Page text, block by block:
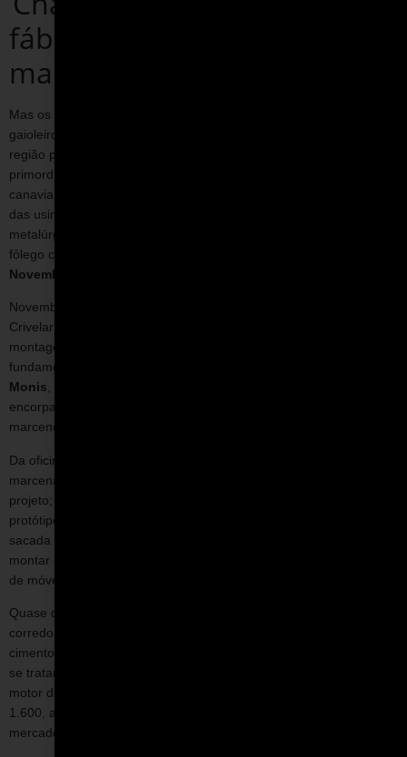
fábrica de móveis de
madeira
Mas os dois “projetistas-de-chão-de-oficina” não eram os únicos
gaioleiros interessados na volta da Fórmula Vee. Eles viviam numa
região próspera e rica em razão da produção de açúcar, cenário
primordial para sustentar a produção de carros tubulares. Os
canaviais exigem uma infraestrutura para garantir a manutenção
das usinas, o que gerou a criação de um forte polo da indústria
metalúrgica, principalmente em Piracicaba. E a FVee ganhou novo
fôlego com outros dois entusiastas da região pelo projeto:
Novembre e Chico Crivelari
Novembre era piloto, corria de kart e outras provas regionais, e
Crivelari tinha sua própria oficina para fornecer o material para a
montagem do chassi. Eles contaram ainda com outro apoio
fundamental e uma solução inusitada: o
Monis, que havia desenvolvido o Fórmula Speed (um kart
encorpado), e o
marceneiro!
Da oficina de gaiolas a nova
marcenaria seu inusitado destino final.
projeto;
protótipo;
sacada de cortar e dobrar os tubos a laser e depois soldar e
montar o chassi em seu galpão, antes exclusivo para a produção
de móveis de madeira.
Quase dois anos depois das conversas pela internet, reuniões nos
corredores de Interlagos e desenhos feitos no chão de
cimento,
se tratar de um carro leve, rápido e arisco. A ideia de reviver o
motor do Fusca 1200 nem foi cogitada e logo optou-se pela versão
1.600, além de componentes de Kombi e Brasília, abundantes no
mercado e com preços acessíveis.